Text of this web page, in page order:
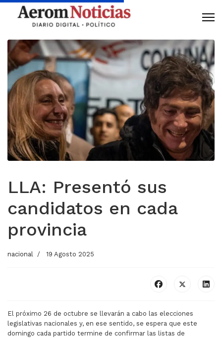
LLA: Presentó sus
candidatos en cada
provincia
nacional 19 Agosto 2025
El próximo 26 de octubre se llevarán a cabo las elecciones
legislativas nacionales y, en ese sentido, se espera que este
domingo cada partido termine de confirmar las listas de